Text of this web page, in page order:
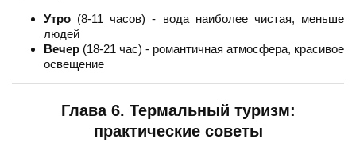
Утро (8-11 часов) - вода наиболее чистая, меньше
людей
Вечер (18-21 час) - романтичная атмосфера, красивое
освещение
Глава 6. Термальный туризм:
практические советы